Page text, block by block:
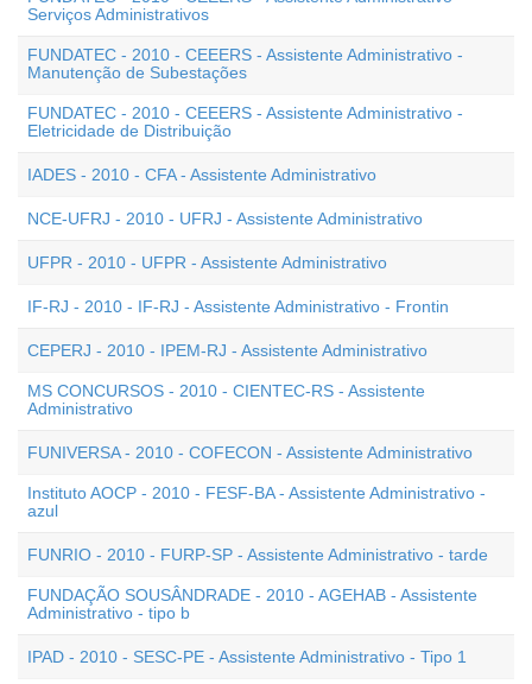
Serviços Administrativos
FUNDATEC - 2010 - CEEERS - Assistente Administrativo -
Manutenção de Subestações
FUNDATEC - 2010 - CEEERS - Assistente Administrativo -
Eletricidade de Distribuição
IADES - 2010 - CFA - Assistente Administrativo
NCE-UFRJ - 2010 - UFRJ - Assistente Administrativo
UFPR - 2010 - UFPR - Assistente Administrativo
IF-RJ - 2010 - IF-RJ - Assistente Administrativo - Frontin
CEPERJ - 2010 - IPEM-RJ - Assistente Administrativo
MS CONCURSOS - 2010 - CIENTEC-RS - Assistente
Administrativo
FUNIVERSA - 2010 - COFECON - Assistente Administrativo
Instituto AOCP - 2010 - FESF-BA - Assistente Administrativo -
azul
FUNRIO - 2010 - FURP-SP - Assistente Administrativo - tarde
FUNDAÇÃO SOUSÂNDRADE - 2010 - AGEHAB - Assistente
Administrativo - tipo b
IPAD - 2010 - SESC-PE - Assistente Administrativo - Tipo 1